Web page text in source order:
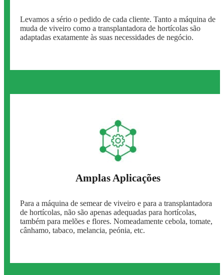
Levamos a sério o pedido de cada cliente. Tanto a máquina de
muda de viveiro como a transplantadora de hortícolas são
adaptadas exatamente às suas necessidades de negócio.
Amplas Aplicações
Para a máquina de semear de viveiro e para a transplantadora
de hortícolas, não são apenas adequadas para hortícolas,
também para melões e flores. Nomeadamente cebola, tomate,
cânhamo, tabaco, melancia, peónia, etc.